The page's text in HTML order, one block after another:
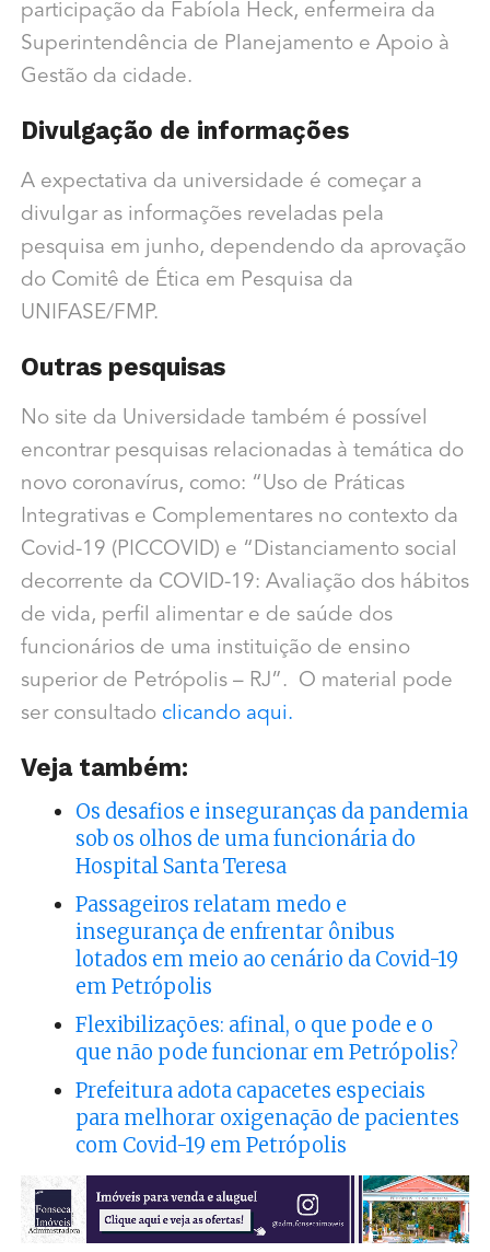
participação da Fabíola Heck, enfermeira da
Superintendência de Planejamento e Apoio à
Gestão da cidade.
Divulgação de informações
A expectativa da universidade é começar a
divulgar as informações reveladas pela
pesquisa em junho, dependendo da aprovação
do Comitê de Ética em Pesquisa da
UNIFASE/FMP.
Outras pesquisas
No site da Universidade também é possível
encontrar pesquisas relacionadas à temática do
novo coronavírus, como: “Uso de Práticas
Integrativas e Complementares no contexto da
Covid-19 (PICCOVID) e “Distanciamento social
decorrente da COVID-19: Avaliação dos hábitos
de vida, perfil alimentar e de saúde dos
funcionários de uma instituição de ensino
superior de Petrópolis – RJ”. O material pode
ser consultado clicando aqui.
Veja também:
Os desafios e inseguranças da pandemia
sob os olhos de uma funcionária do
Hospital Santa Teresa
Passageiros relatam medo e
insegurança de enfrentar ônibus
lotados em meio ao cenário da Covid-19
em Petrópolis
Flexibilizações: afinal, o que pode e o
que não pode funcionar em Petrópolis?
Prefeitura adota capacetes especiais
para melhorar oxigenação de pacientes
com Covid-19 em Petrópolis